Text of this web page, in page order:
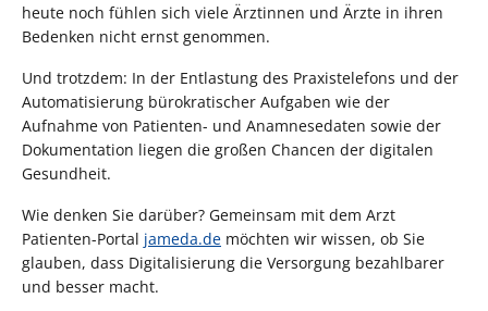
heute noch fühlen sich viele Ärztinnen und Ärzte in ihren
Bedenken nicht ernst genommen.
Und trotzdem: In der Entlastung des Praxistelefons und der
Automatisierung bürokratischer Aufgaben wie der
Aufnahme von Patienten- und Anamnesedaten sowie der
Dokumentation liegen die großen Chancen der digitalen
Gesundheit.
Wie denken Sie darüber? Gemeinsam mit dem Arzt
Patienten-Portal jameda.de möchten wir wissen, ob Sie
glauben, dass Digitalisierung die Versorgung bezahlbarer
und besser macht.